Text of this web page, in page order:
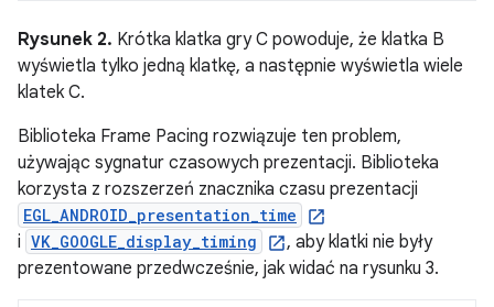
Rysunek 2. Krótka klatka gry C powoduje, że klatka B
wyświetla tylko jedną klatkę, a następnie wyświetla wiele
klatek C.
Biblioteka Frame Pacing rozwiązuje ten problem,
używając sygnatur czasowych prezentacji. Biblioteka
korzysta z rozszerzeń znacznika czasu prezentacji
EGL_ANDROID_presentation_time
i VK_GOOGLE_display_timing
, aby klatki nie były
prezentowane przedwcześnie, jak widać na rysunku 3.